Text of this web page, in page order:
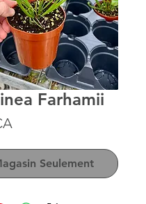
Farhamii
Seulement